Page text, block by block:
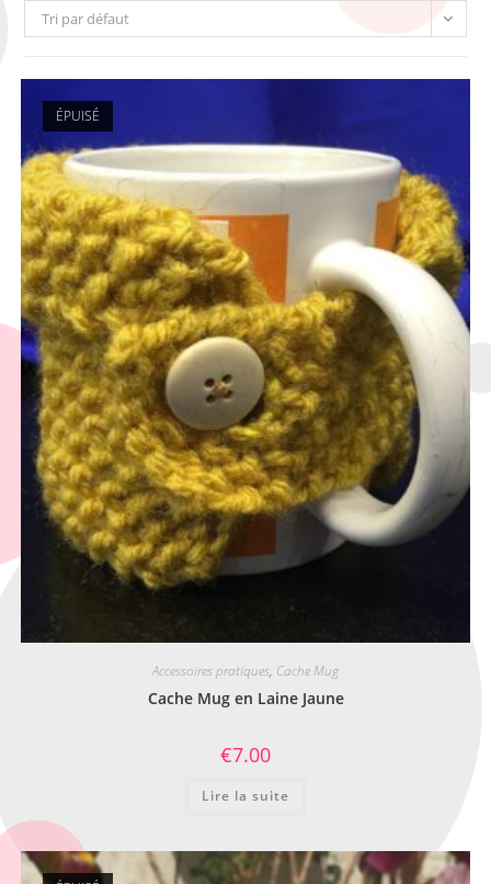
Tri par défaut
ÉPUISÉ
Accessoires pratiques, Cache Mug
Cache Mug en Laine Jaune
€7.00
Lire la suite